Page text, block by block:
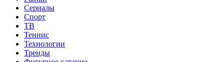
Сериалы
Спорт
ТВ
Теннис
Технологии
Тренды